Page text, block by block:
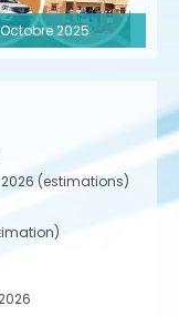
2025
2026 (estimations)